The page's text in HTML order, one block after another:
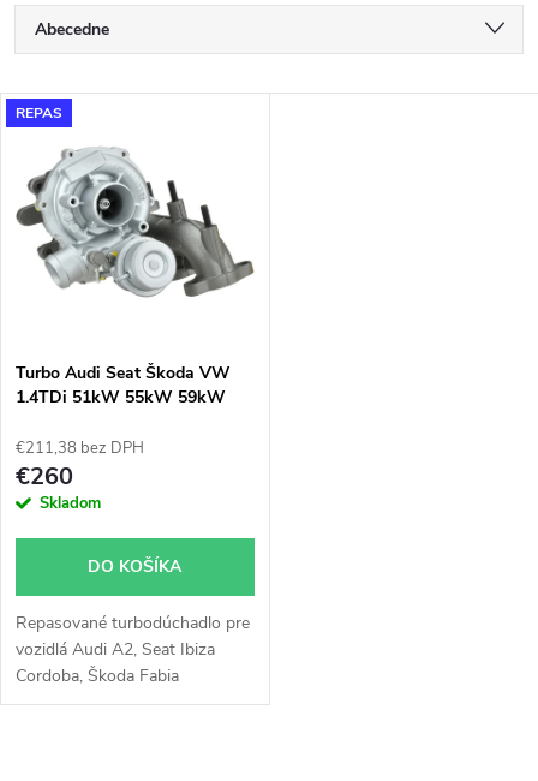
R
a
e
n
e
p
r
d
u
Abecedne
Najdrahšie
Najpredávanejšie
V
ý
p
s
p
r
o
d
u
k
REPAS
Turbo Audi Seat Škoda VW
1.4TDi 51kW 55kW 59kW
€211,38 bez DPH
€260
Skladom
DO KOŠÍKA
Repasované turbodúchadlo pre
vozidlá Audi A2, Seat Ibiza
Cordoba, Škoda Fabia
Roomster, VW Fox Polo s